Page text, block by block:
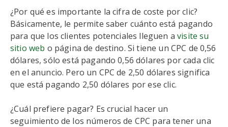
¿Por qué es importante la cifra de coste por clic?
Básicamente, le permite saber cuánto está pagando
para que los clientes potenciales lleguen avisite su
sitio web o página de destino. Si tiene un CPC de 0,56
dólares, sólo está pagando 0,56 dólares por cada clic
en el anuncio. Pero un CPC de 2,50 dólares significa
que está pagando 2,50 dólares por ese clic.
¿Cuál prefiere pagar? Es crucial hacer un
seguimiento de los números de CPC para tener una